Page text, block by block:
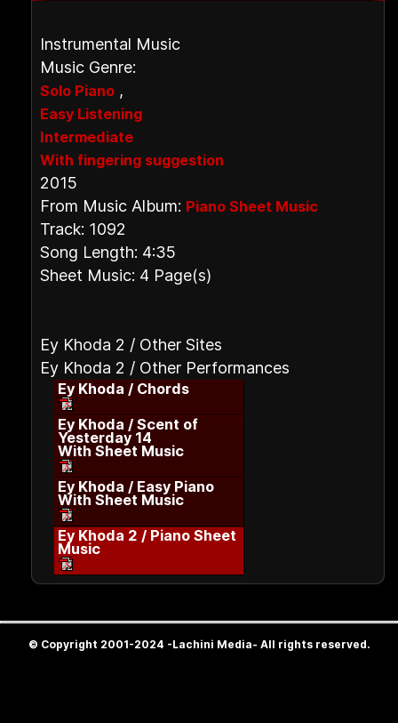
Instrumental Music
Music Genre:
Solo Piano ,
Easy Listening
Intermediate
With fingering suggestion
2015
From Music Album: Piano Sheet Music
Track: 1092
Song Length: 4:35
Sheet Music: 4 Page(s)
Ey Khoda 2 / Other Sites
Ey Khoda 2 / Other Performances
Ey Khoda / Chords
Ey Khoda / Scent of
Yesterday 14
With Sheet Music
Ey Khoda / Easy Piano
With Sheet Music
Ey Khoda 2 / Piano Sheet
Music
© Copyright 2001-2024 -Lachini Media- All rights reserved.